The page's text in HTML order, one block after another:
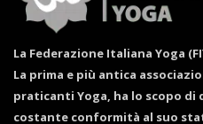
La Federazione Italiana Yoga
La prima e più antica
praticanti Yoga, ha lo scopo di
costante conformità al suo